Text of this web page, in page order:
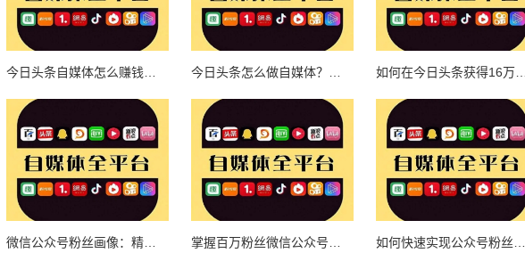
如何在今日头条获得16万播放量？揭秘自媒体爆款内容的秘诀！